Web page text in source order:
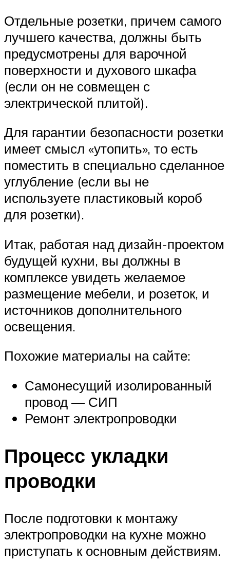
Отдельные розетки, причем самого
лучшего качества, должны быть
предусмотрены для варочной
поверхности и духового шкафа
(если он не совмещен с
электрической плитой).
Для гарантии безопасности розетки
имеет смысл «утопить», то есть
поместить в специально сделанное
углубление (если вы не
используете пластиковый короб
для розетки).
Итак, работая над дизайн-проектом
будущей кухни, вы должны в
комплексе увидеть желаемое
размещение мебели, и розеток, и
источников дополнительного
освещения.
Похожие материалы на сайте:
Самонесущий изолированный
провод — СИП
Ремонт электропроводки
Процесс укладки
проводки
После подготовки к монтажу
электропроводки на кухне можно
приступать к основным действиям.